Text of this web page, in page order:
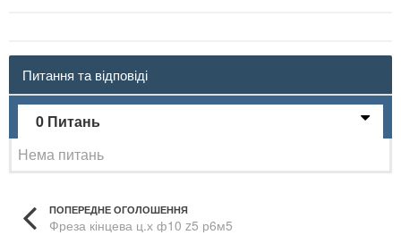
Питання та відповіді
0 Питань
Нема питань
ПОПЕРЕДНЕ ОГОЛОШЕННЯ
Фреза кінцева ц.х ф10 z5 р6м5